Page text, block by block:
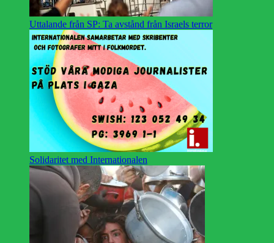
Uttalande från SP: Ta avstånd från Israels terror
Solidaritet med Internationalen